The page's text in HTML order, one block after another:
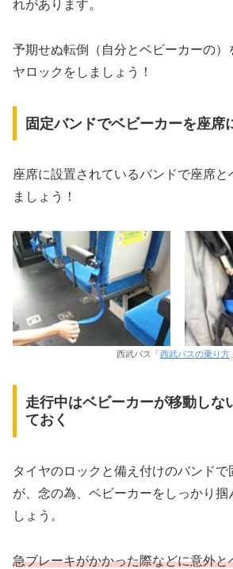
れがあります。
予期せぬ転倒（自分とベビーカーの）
ヤロックをしましょう！
固定バンドでベビーカーを座席
座席に設置されているバンドで座席と
ましょう！
西武バス「 西武バスの乗り方
走行中はベビーカーが移動しな
ておく
タイヤのロックと備え付けのバンドで
が、念の為、ベビーカーをしっかり掴
しょう。
急ブレーキがかかった際などに意外と